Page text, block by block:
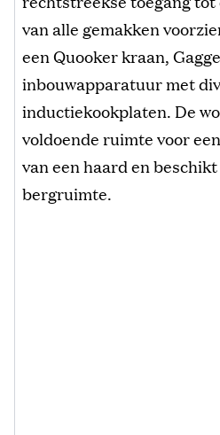
van alle gemakken
een Quooker kraan,
inbouwapparatuur met
inductiekookplaten. De
voldoende ruimte voor
van een haard en
bergruimte.